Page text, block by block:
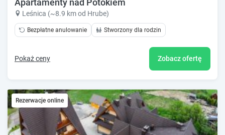
Apartamenty nad Potokiem
Leśnica (~8.9 km od Hrube)
Bezpłatne anulowanie Stworzony dla rodzin
Pokaż ceny Zobacz ofertę
Rezerwacje online